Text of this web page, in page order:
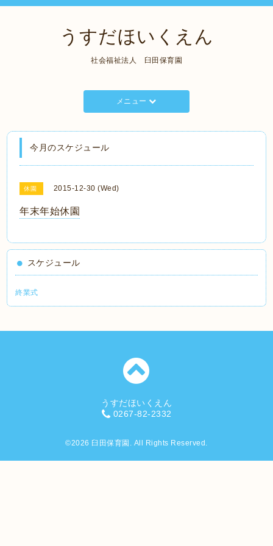
うすだほいくえん
社会福祉法人 臼田保育園
メニュー
今月のスケジュール
休園 2015-12-30 (Wed)
年末年始休園
スケジュール
終業式
うすだほいくえん
0267-82-2332
©2026 臼田保育園 . All Rights Reserved.